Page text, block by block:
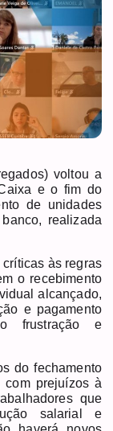
voltou a
e o fim do
de unidades
realizada
às regras
o recebimento
alcançado,
e pagamento
frustração e
do fechamento
com prejuízos à
que
salarial e